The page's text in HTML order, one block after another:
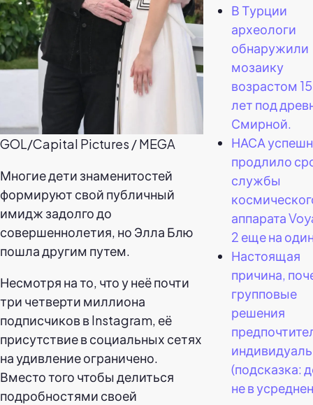
GOL/Capital Pictures / MEGA
Многие дети знаменитостей
формируют свой публичный
имидж задолго до
совершеннолетия, но Элла Блю
пошла другим путем.
Несмотря на то, что у неё почти
три четверти миллиона
подписчиков в Instagram, её
присутствие в социальных сетях
на удивление ограничено.
Вместо того чтобы делиться
подробностями своей
В Турции
археологи
обнаружили
мозаику
возрастом
лет под
Смирной.
НАСА
продлило
службы
аппарата
2 еще на
Настоящая
причина,
групповые
решения
(подсказка:
не в